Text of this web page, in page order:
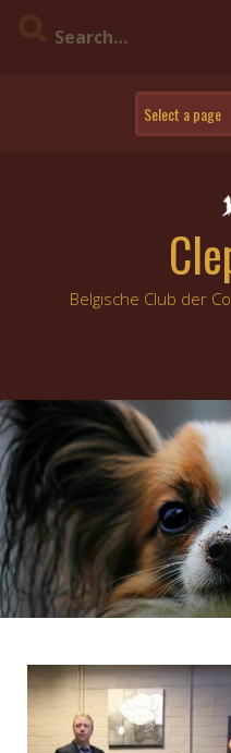
Belgische Club der